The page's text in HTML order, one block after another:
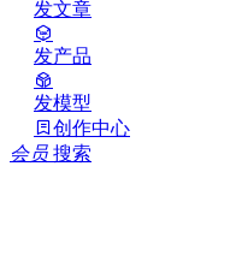
发文章
发产品
发模型
创作中心
会员 搜索